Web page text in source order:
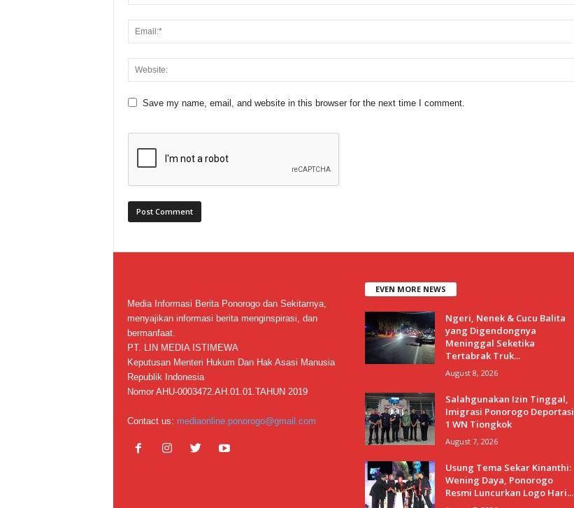
Save my name, email, and website in this browser for the next time I comment.
Media Informasi Berita Ponorogo dan Sekitarnya,
menyajikan informasi berita menginspirasi, dan
bermanfaat.
PT. LIN MEDIA ISTIMEWA
Keputusan Menteri Hukum Dan Hak Asasi Manusia
Republik Indonesia
Nomor AHU-0003472.AH.01.01.TAHUN 2019
Contact us: mediaonline.ponorogo@gmail.com
EVEN MORE NEWS
Ngeri, Nenek & Cucu Balita
yang Digendongnya
Meninggal Seketika
Tertabrak Truk...
August 8, 2026
Salahgunakan Izin Tinggal,
Imigrasi Ponorogo Deportasi
1 WN Tiongkok
August 7, 2026
Usung Tema Sekar Kinanthi:
Wening Daya, Ponorogo
Resmi Luncurkan Logo Hari...